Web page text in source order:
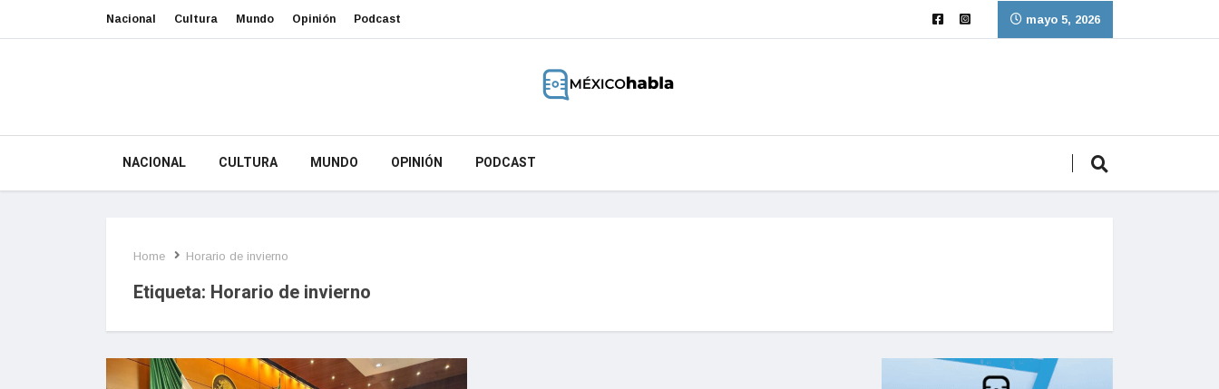
Nacional Cultura Mundo Opinión Podcast mayo 5, 2026
NACIONAL CULTURA MUNDO OPINIÓN PODCAST
Home Horario de invierno
Etiqueta: Horario de invierno